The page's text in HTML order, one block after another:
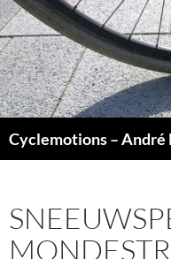
Ga
naar
de
inhoud
Cyclemotions – André